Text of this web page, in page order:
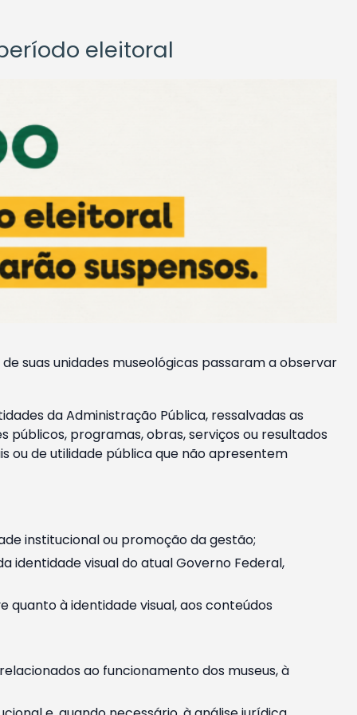
eleitoral
suas unidades museológicas passaram a observar
da Administração Pública, ressalvadas as
programas, obras, serviços ou resultados
ou de utilidade pública que não apresentem
institucional ou promoção da gestão;
identidade visual do atual Governo Federal,
quanto à identidade visual, aos conteúdos
ao funcionamento dos museus, à